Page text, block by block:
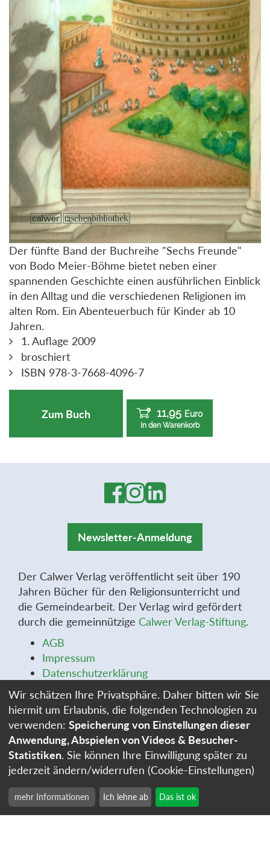
Der fünfte Band der Buchreihe "Sechs Freunde"
von Bodo Meier-Böhme bietet neben einer
spannenden Geschichte einen ausführlichen Einblick
in den Alltag und die verschiedenen Religionen im
alten Rom. Ein Abenteuerbuch für Kinder ab 10
Jahren.
1. Auflage 2009
broschiert
ISBN 978-3-7668-4096-7
Zum Buch 11,95 Euro
In den Warenkorb
Newsletter-Anmeldung
Der Calwer Verlag veröffentlicht seit über 190
Jahren Bücher für den Religionsunterricht und
die Gemeindearbeit. Der Verlag wird gefördert
durch die gemeinnützige Calwer Verlag-Stiftung.
AGB
Impressum
Datenschutzerklärung
Widerrufsbelehrung
Widerrufsformular
Stellenangebote
Cookie-Einstellungen
Wir schätzen Ihre Privatsphäre. Daher bitten wir Sie
hiermit um Erlaubnis, die folgenden Technologien zu
verwenden: Speicherung von Einstellungen dieser
Anwendung, Abspielen von Videos & Besucher-
Statistiken. Sie können Ihre Einwilligung später zu
jederzeit ändern/widerrufen (Cookie-Einstellungen)
mehr Informationen Ich lehne ab Das ist ok